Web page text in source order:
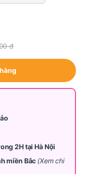
đ
STWN quantity
2H tại Hà Nội
miền Bắc (Xem chi